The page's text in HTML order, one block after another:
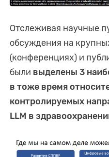
Отслеживая научные
обсуждения на
(конференциях) и
были выделены 3
в тоже время
контролируемых
LLM в